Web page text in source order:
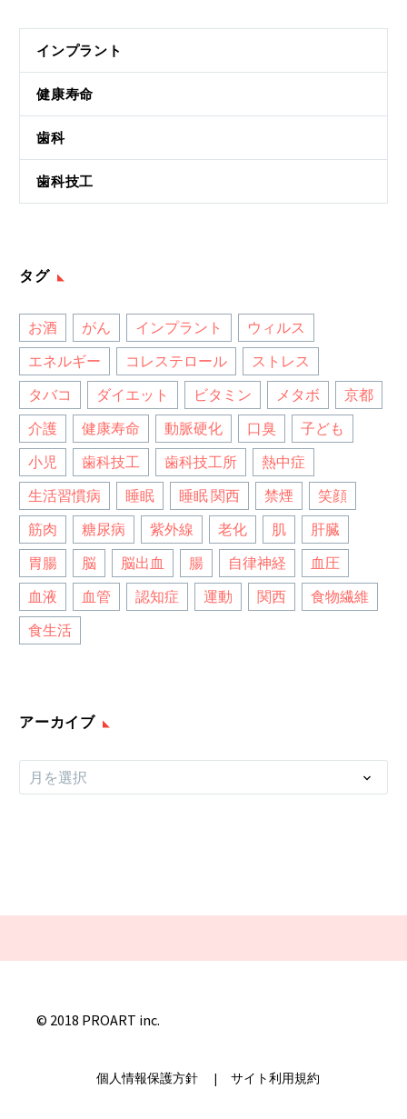
インプラント
健康寿命
歯科
歯科技工
タグ
お酒 がん インプラント
ウィルス
エネルギー
コレステロール
ストレス
タバコ
ダイエット ビタミン メタボ
京都
介護
健康寿命 動脈硬化 口臭
子ども
小児
歯科技工 歯科技工所
熱中症
生活習慣病
睡眠 睡眠 関西 禁煙
笑顔
筋肉
糖尿病 紫外線 老化 肌
肝臓
胃腸
脳 脳出血 腸 自律神経
血圧
血液
血管 認知症 運動 関西
食物繊維
食生活
アーカイブ
ー
月を選択
© 2018 PROART inc.
個人情報保護方針 | サイト利用規約